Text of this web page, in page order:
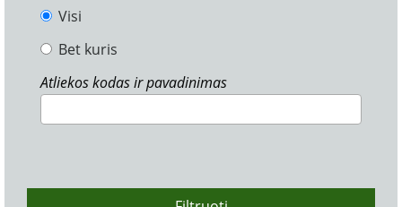
Visi
Bet kuris
Atliekos kodas ir pavadinimas